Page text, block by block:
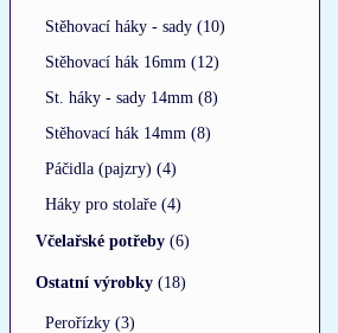
Stěhovací háky - sady (10)
Stěhovací hák 16mm (12)
St. háky - sady 14mm (8)
Stěhovací hák 14mm (8)
Páčidla (pajzry) (4)
Háky pro stolaře (4)
Včelařské potřeby (6)
Ostatní výrobky (18)
Perořízky (3)